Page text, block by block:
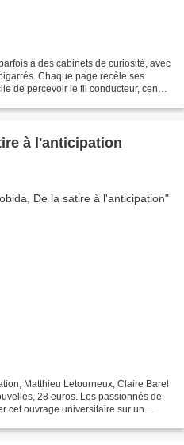
à des cabinets de curiosité, avec
Chaque page recèle ses
de percevoir le fil conducteur, censé
à l'anticipation
Matthieu Letourneux, Claire Barel
28 euros. Les passionnés de
cet ouvrage universitaire sur un